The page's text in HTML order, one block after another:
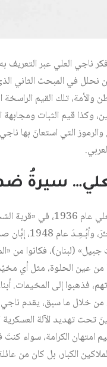
ناجي العلي عبر التعريف
نحلل في المبحث الثاني
والأمة، تلك القيم
وكذا قيم الثبات ومجابهة
التي استعانَ بها
سيرةُ
ولد ناجي سليم
جبيل» (لبنان)، فكانوا
عين الحلوة، مثل أي
فذهبوا إلى المخيمات.
خلال ما سبق، يقدم ناجي
تهديد الآلة العسكرية
امتهان الكرامة،
الكبار، بل كان من